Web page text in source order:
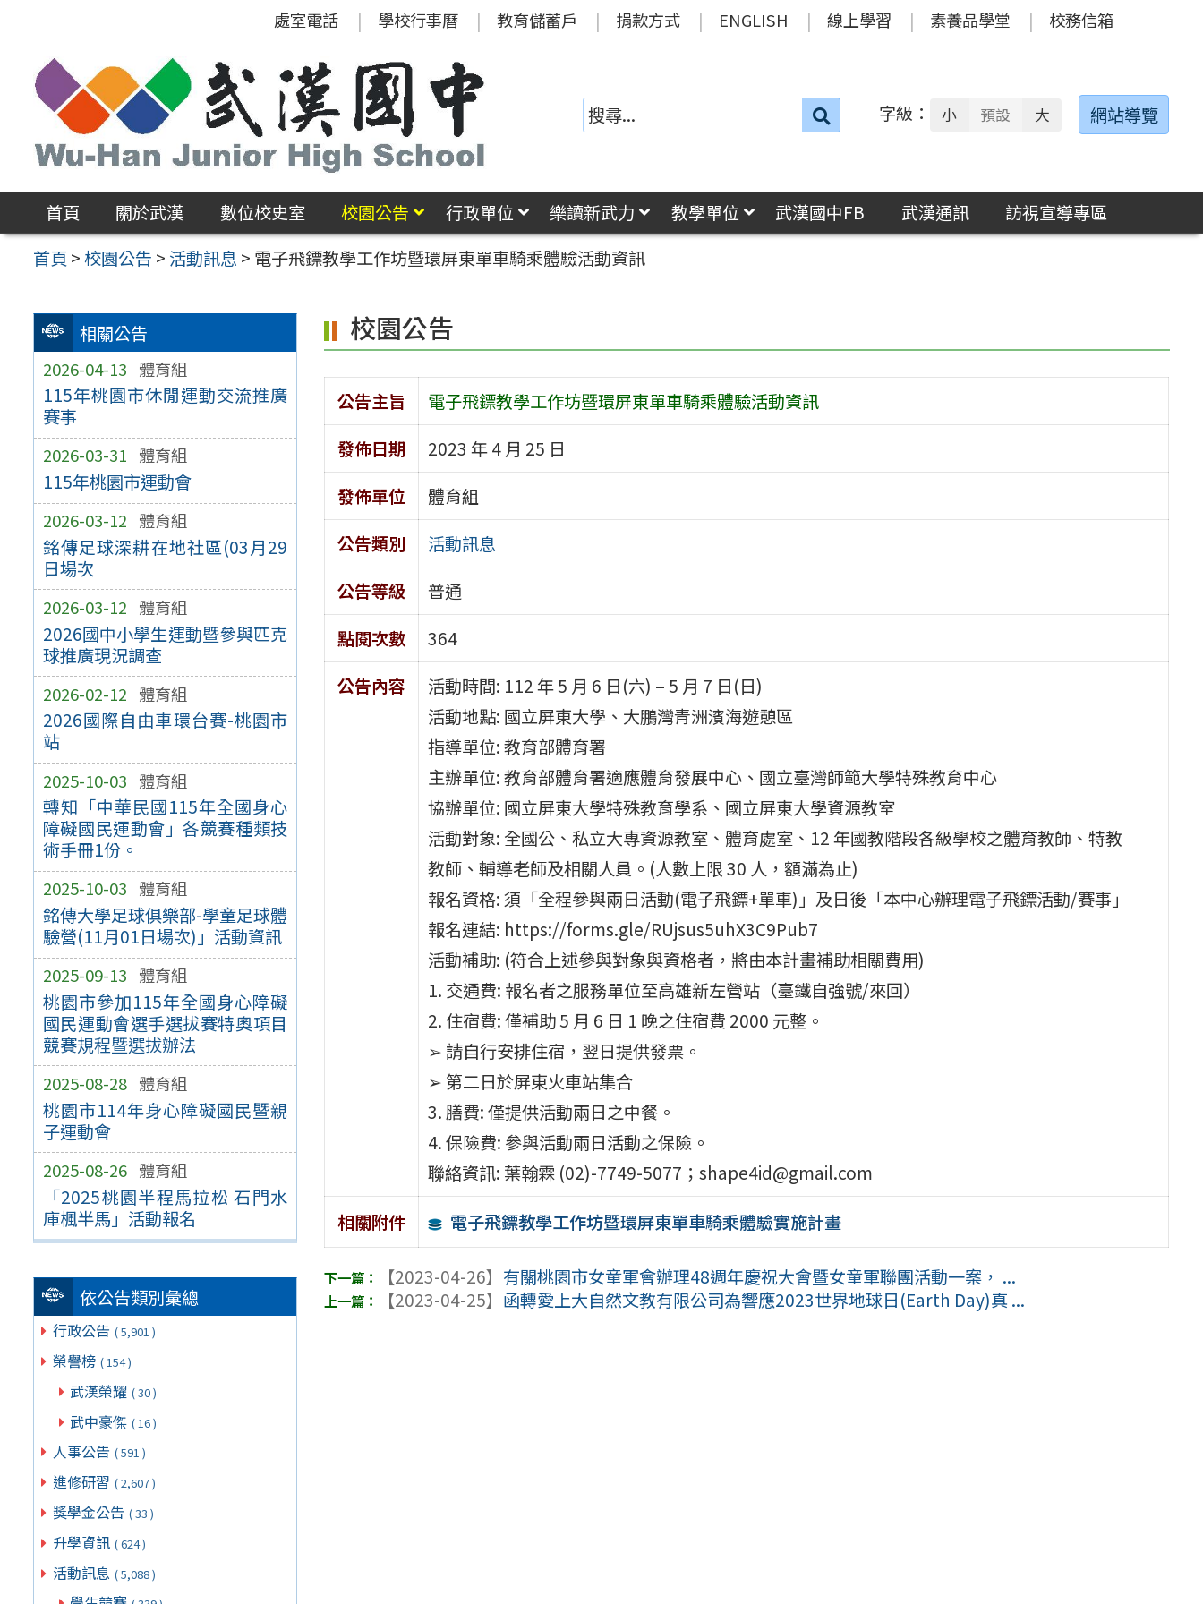
區
處室電話 學校行事曆 教育儲蓄戶 捐款方式 ENGLISH 線上學習 素養品學堂 校務信箱
搜
字級： 小 預設 大 網站導覽
首頁 關於武漢 數位校史室 校園公告 行政單位 樂讀新武力 教學單位 武漢國中FB 武漢通訊
訪視宣導專區
首頁 >校園公告 > 活動訊息 > 電子飛鏢教學工作坊暨環屏東單車騎乘體驗活動資訊
相關公告
2026-04-13 體育組
115年桃園市休閒運動交流推廣
賽事
2026-03-31 體育組
115年桃園市運動會
2026-03-12 體育組
銘傳足球深耕在地社區(03月29
日場次
2026-03-12 體育組
2026國中小學生運動暨參與匹克
球推廣現況調查
2026-02-12 體育組
2026國際自由車環台賽-桃園市
站
2025-10-03 體育組
轉知「中華民國115年全國身心
障礙國民運動會」各競賽種類技
術手冊1份。
2025-10-03 體育組
銘傳大學足球俱樂部-學童足球體
驗營(11月01日場次)」活動資訊
2025-09-13 體育組
桃園市參加115年全國身心障礙
國民運動會選手選拔賽特奧項目
競賽規程暨選拔辦法
2025-08-28 體育組
桃園市114年身心障礙國民暨親
子運動會
2025-08-26 體育組
「2025桃園半程馬拉松 石門水
庫楓半馬」活動報名
依公告類別彙總
行政公告 ( 5,901 )
榮譽榜 ( 154 )
武漢榮耀 ( 30 )
武中豪傑 ( 16 )
人事公告 ( 591 )
進修研習 ( 2,607 )
獎學金公告 ( 33 )
升學資訊 ( 624 )
活動訊息 ( 5,088 )
校園公告
公告主旨
電子飛鏢教學工作坊暨環屏東單車騎乘體驗活動資訊
發佈日期
2023 年 4 月 25 日
發佈單位
體育組
公告類別
活動訊息
公告等級
普通
點閱次數
364
公告內容
活動時間: 112 年 5 月 6 日(六) – 5 月 7 日(日)
活動地點: 國立屏東大學、大鵬灣青洲濱海遊憩區
指導單位: 教育部體育署
主辦單位: 教育部體育署適應體育發展中心、國立臺灣師範大學特殊教育中心
協辦單位: 國立屏東大學特殊教育學系、國立屏東大學資源教室
活動對象: 全國公、私立大專資源教室、體育處室、12 年國教階段各級學校之體育教師、特教
教師、輔導老師及相關人員。(人數上限 30 人，額滿為止)
報名資格: 須「全程參與兩日活動(電子飛鏢+單車)」及日後「本中心辦理電子飛鏢活動/賽事」
報名連結: https://forms.gle/RUjsus5uhX3C9Pub7
活動補助: (符合上述參與對象與資格者，將由本計畫補助相關費用)
1. 交通費: 報名者之服務單位至高雄新左營站（臺鐵自強號/來回）
2. 住宿費: 僅補助 5 月 6 日 1 晚之住宿費 2000 元整。
➢ 請自行安排住宿，翌日提供發票。
➢ 第二日於屏東火車站集合
3. 膳費: 僅提供活動兩日之中餐。
4. 保險費: 參與活動兩日活動之保險。
聯絡資訊: 葉翰霖 (02)-7749-5077；shape4id@gmail.com
相關附件
電子飛鏢教學工作坊暨環屏東單車騎乘體驗實施計畫
【2023-04-26】 有關桃園市女童軍會辦理48週年慶祝大會暨女童軍聯團活動一案， ...
【2023-04-25】 函轉愛上大自然文教有限公司為響應2023世界地球日(Earth Day)真 ...